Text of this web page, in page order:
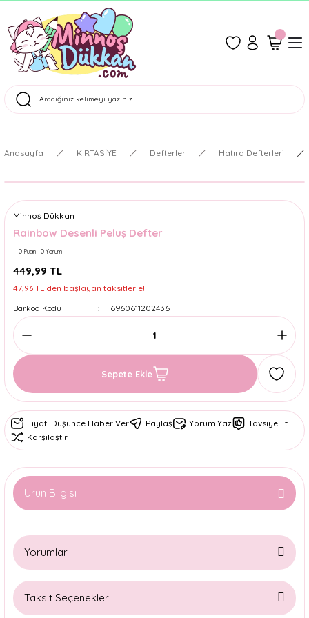
1500 TL Üzeri Ücretsiz Kargo
Tüm Siparişler Aynı Gün Kargoda!
Türkiye'nin En Eğlenceli Kırtasiyesi!
Anasayfa KIRTASİYE Defterler Hatıra Defterleri
Minnoş Dükkan
Rainbow Desenli Peluş Defter
0 Puan - 0 Yorum
449,99 TL
47,96 TL den başlayan taksitlerle!
Barkod Kodu
6960611202436
Sepete Ekle
Fiyatı Düşünce Haber Ver Paylaş Yorum Yaz
Tavsiye Et
Karşılaştır
Ürün Bilgisi
Yorumlar
Taksit Seçenekleri